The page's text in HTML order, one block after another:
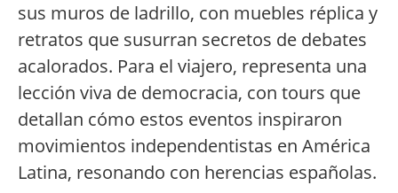
sus muros de ladrillo, con muebles réplica y
retratos que susurran secretos de debates
acalorados. Para el viajero, representa una
lección viva de democracia, con tours que
detallan cómo estos eventos inspiraron
movimientos independentistas en América
Latina, resonando con herencias españolas.